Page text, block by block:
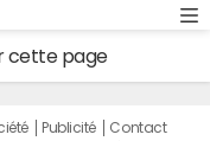
cette page
Publicité
Contact